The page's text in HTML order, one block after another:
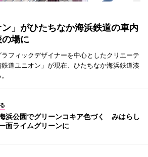
ン」がひたちなか海浜鉄道の車内
の場に
フィックデザイナーを中心としたクリエーテ
道ユニオン」が現在、ひたちなか海浜鉄道湊
浜公園でグリーンコキア色づく みはらし
面ライムグリーンに